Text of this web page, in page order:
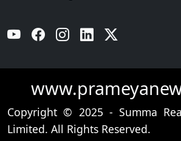
YouTube Facebook Instagram Linkedin
Copyright © 2025 - Summa
Limited. All Rights Reserved.